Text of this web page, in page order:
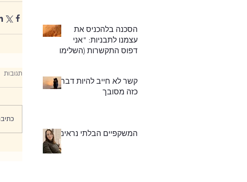
תגובות
הסכנה בלהכניס את
עצמנו לתבניות: "אני
דפוס התקשרות (השלימו
קשר לא חייב להיות דבר
כזה מסובך
המשקפיים הבלתי נראים